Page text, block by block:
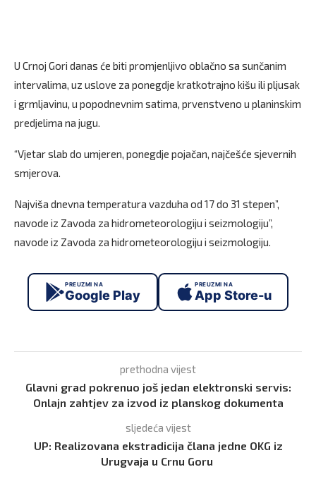
U Crnoj Gori danas će biti promjenljivo oblačno sa sunčanim
intervalima, uz uslove za ponegdje kratkotrajno kišu ili pljusak
i grmljavinu, u popodnevnim satima, prvenstveno u planinskim
predjelima na jugu.
“Vjetar slab do umjeren, ponegdje pojačan, najčešće sjevernih
smjerova.
Najviša dnevna temperatura vazduha od 17 do 31 stepen”,
navode iz Zavoda za hidrometeorologiju i seizmologiju”,
navode iz Zavoda za hidrometeorologiju i seizmologiju.
PREUZMI NA
Google Play
PREUZMI NA
App Store-u
prethodna vijest
Glavni grad pokrenuo još jedan elektronski servis:
Onlajn zahtjev za izvod iz planskog dokumenta
sljedeća vijest
UP: Realizovana ekstradicija člana jedne OKG iz
Urugvaja u Crnu Goru